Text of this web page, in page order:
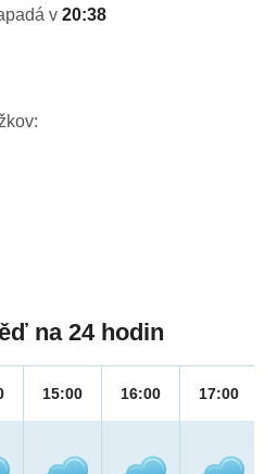
v 20:38
na 24 hodin
15:00 16:00 17:00